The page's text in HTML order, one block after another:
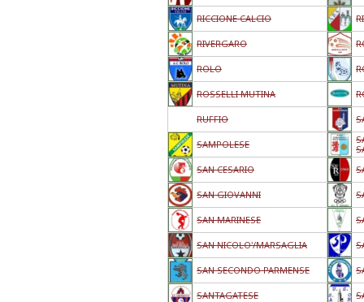
RICCIONE CALCIO
RIVERGARO
ROLO
ROSSELLI MUTINA
RUFFIO
SAMPOLESE
SAN CESARIO
SAN GIOVANNI
SAN MARINESE
SAN NICOLO'/MARSAGLIA
SAN SECONDO PARMENSE
SANTAGATESE